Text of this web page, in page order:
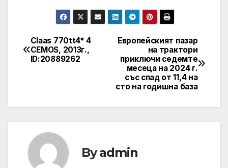
Post
navigation
Европейският пазар
на трактори
приключи седемте
месеца на 2024 г.
със спад от 11,4 на
сто на годишна база
Claas 770tt4* 4
CEMOS, 2013г.,
ID:20889262
Byadmin